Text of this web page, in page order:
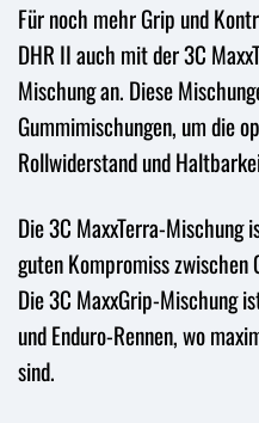
Für noch mehr Grip und
DHR II auch mit der 3C
Mischung an. Diese
Gummimischungen, um die
Rollwiderstand und
Die 3C MaxxTerra-Mischung
guten Kompromiss zwischen
Die 3C MaxxGrip-Mischung
und Enduro-Rennen, wo
sind.